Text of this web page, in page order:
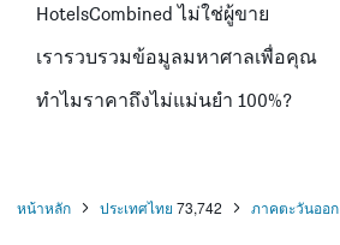
HotelsCombined ไม่ใช่ผู้ขาย
เรารวบรวมข้อมูลมหาศาลเพื่อคุณ
ทำไมราคาถึงไม่แม่นยำ 100%?
หน้าหลัก ประเทศไทย 73,742 ภาคตะวันออก